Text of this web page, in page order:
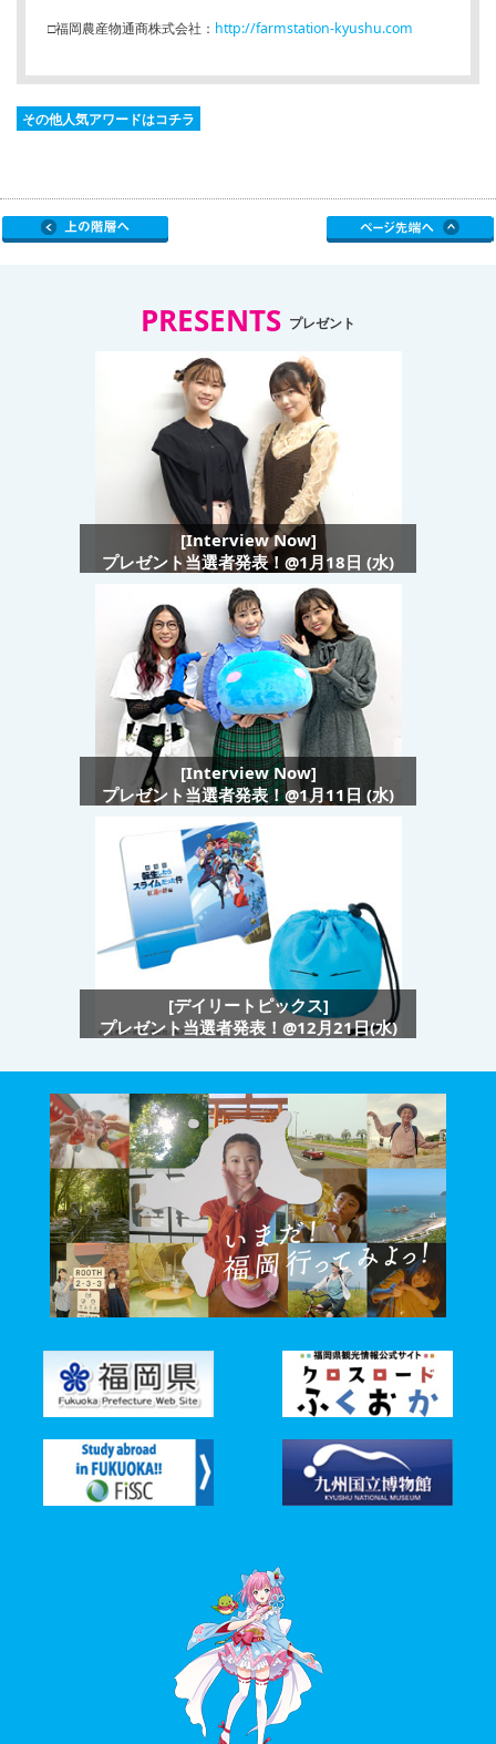
□福岡農産物通商株式会社： http://farmstation-kyushu.com
その他人気アワードはコチラ
PRESENTS プレゼント
[Interview Now]
プレゼント当選者発表！@1月18日 (水)
[Interview Now]
プレゼント当選者発表！@1月11日 (水)
[デイリートピックス]
プレゼント当選者発表！@12月21日(水)